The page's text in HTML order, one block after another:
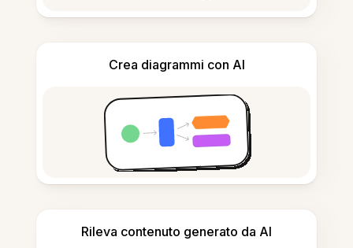
Crea diagrammi con AI
Rileva contenuto generato da AI